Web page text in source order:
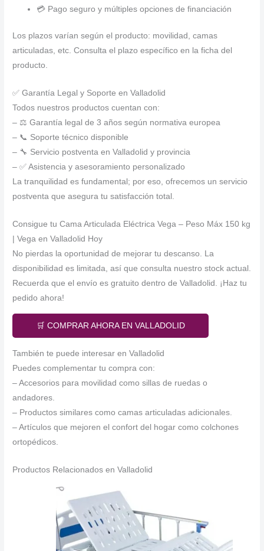
💳 Pago seguro y múltiples opciones de financiación
Los plazos varían según el producto: movilidad, camas
articuladas, etc. Consulta el plazo específico en la ficha del
producto.
✅ Garantía Legal y Soporte en Valladolid
Todos nuestros productos cuentan con:
– ⚖️ Garantía legal de 3 años según normativa europea
– 📞 Soporte técnico disponible
– 🔧 Servicio postventa en Valladolid y provincia
– ✅ Asistencia y asesoramiento personalizado
La tranquilidad es fundamental; por eso, ofrecemos un servicio
postventa que asegura tu satisfacción total.
Consigue tu Cama Articulada Eléctrica Vega – Peso Máx 150 kg
| Vega en Valladolid Hoy
No pierdas la oportunidad de mejorar tu descanso. La
disponibilidad es limitada, así que consulta nuestro stock actual.
Recuerda que el envío es gratuito dentro de Valladolid. ¡Haz tu
pedido ahora!
🛒 COMPRAR AHORA EN VALLADOLID
También te puede interesar en Valladolid
Puedes complementar tu compra con:
– Accesorios para movilidad como sillas de ruedas o
andadores.
– Productos similares como camas articuladas adicionales.
– Artículos que mejoren el confort del hogar como colchones
ortopédicos.
Productos Relacionados en Valladolid